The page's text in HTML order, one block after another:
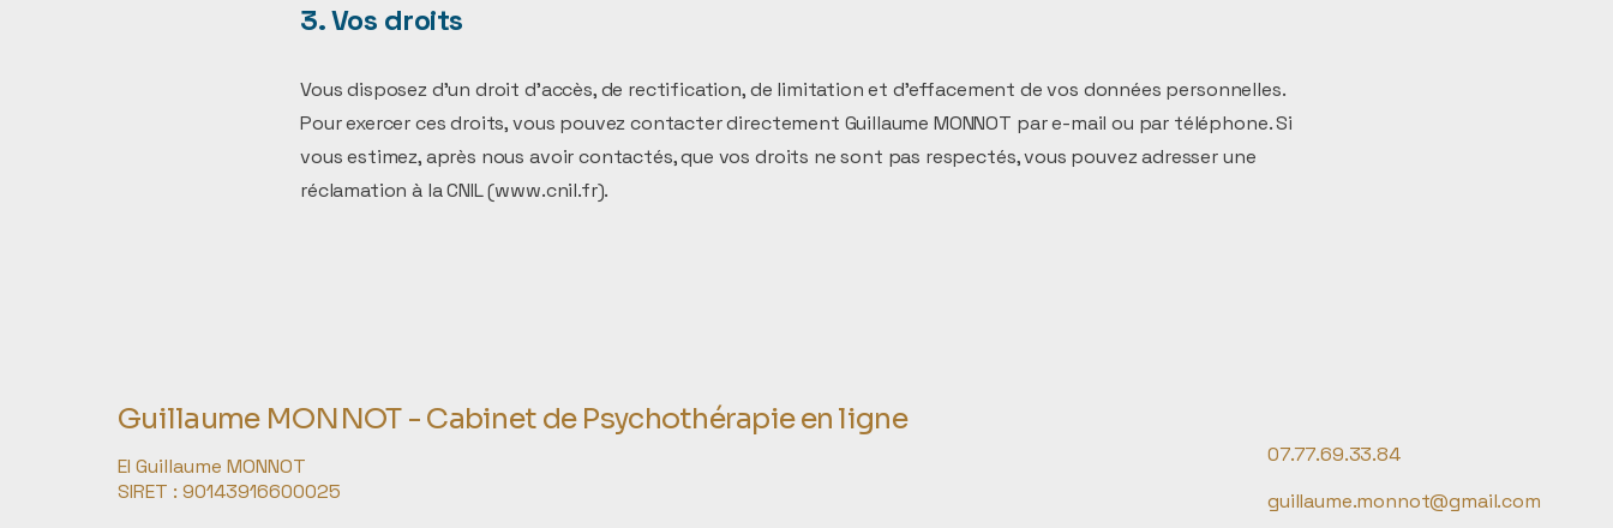
3. Vos droits
Vous disposez d'un droit d'accès, de rectification, de limitation et d'effacement de vos données personnelles.
Pour exercer ces droits, vous pouvez contacter directement Guillaume MONNOT par e-mail ou par téléphone. Si
vous estimez, après nous avoir contactés, que vos droits ne sont pas respectés, vous pouvez adresser une
réclamation à la CNIL (www.cnil.fr).
Guillaume MONNOT - Cabinet de Psychothérapie en ligne
EI Guillaume MONNOT
SIRET : 90143916600025
07.77.69.33.84
guillaume.monnot@gmail.com